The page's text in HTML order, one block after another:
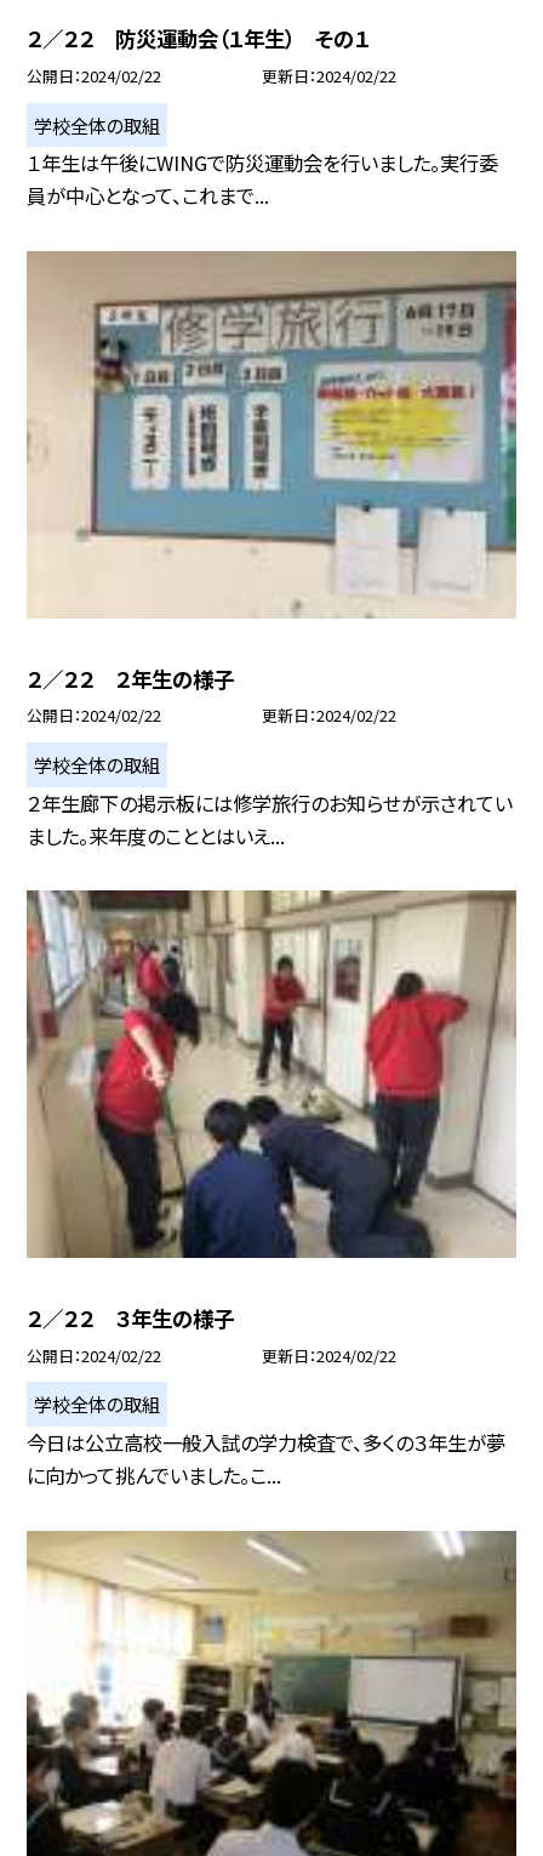
２／２２ 防災運動会（１年生） その１
公開日 2024/02/22 更新日 2024/02/22
学校全体の取組
１年生は午後にWINGで防災運動会を行いました。実行委
員が中心となって、これまで...
２／２２ ２年生の様子
公開日 2024/02/22 更新日 2024/02/22
学校全体の取組
２年生廊下の掲示板には修学旅行のお知らせが示されてい
ました。来年度のこととはいえ...
２／２２ ３年生の様子
公開日 2024/02/22 更新日 2024/02/22
学校全体の取組
今日は公立高校一般入試の学力検査で、多くの３年生が夢
に向かって挑んでいました。こ...